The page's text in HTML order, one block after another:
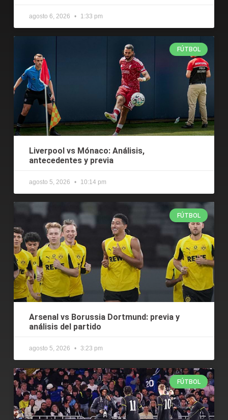
agosto 6, 2026 1:33 pm
FÚTBOL
Liverpool vs Mónaco: Análisis,
antecedentes y previa
agosto 5, 2026 10:14 pm
FÚTBOL
Arsenal vs Borussia Dortmund: previa y
análisis del partido
agosto 5, 2026 3:23 pm
FÚTBOL